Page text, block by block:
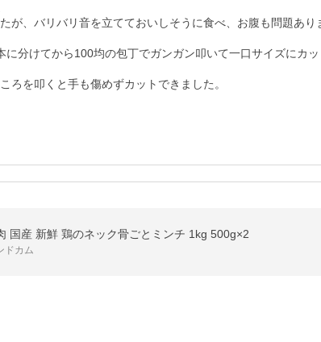
が、バリバリ音を立てておいしそうに食べ、お腹も問題あり
分けてから100均の包丁でガンガン叩いて一口サイズにカッ
ろを叩くと手も傷めずカットできました。
国産 新鮮 鶏のネック骨ごとミンチ 1kg 500g×2
ドカム